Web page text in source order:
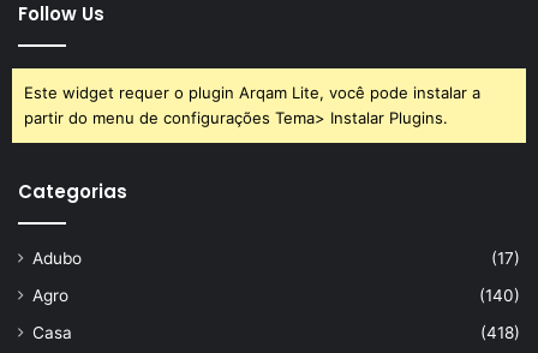
Follow Us
Este widget requer o plugin Arqam Lite, você pode instalar a
partir do menu de configurações Tema> Instalar Plugins.
Categorias
Adubo
(17)
Agro
(140)
Casa
(418)